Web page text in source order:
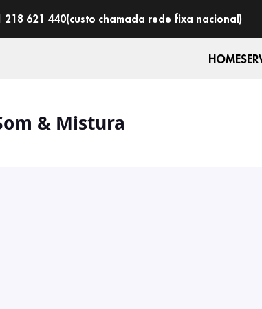
218 621 440(custo chamada rede fixa nacional)
HOME
& Mistura